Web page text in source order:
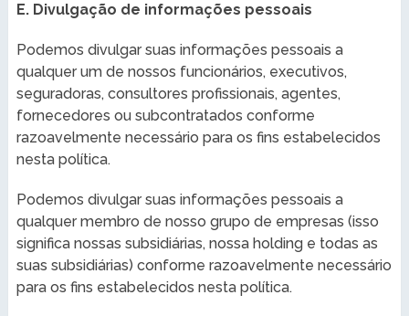
E. Divulgação de informações pessoais
Podemos divulgar suas informações pessoais a
qualquer um de nossos funcionários, executivos,
seguradoras, consultores profissionais, agentes,
fornecedores ou subcontratados conforme
razoavelmente necessário para os fins estabelecidos
nesta política.
Podemos divulgar suas informações pessoais a
qualquer membro de nosso grupo de empresas (isso
significa nossas subsidiárias, nossa holding e todas as
suas subsidiárias) conforme razoavelmente necessário
para os fins estabelecidos nesta política.